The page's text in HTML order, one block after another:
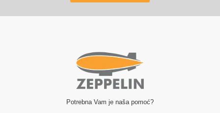
Potrebna Vam je naša pomoć?